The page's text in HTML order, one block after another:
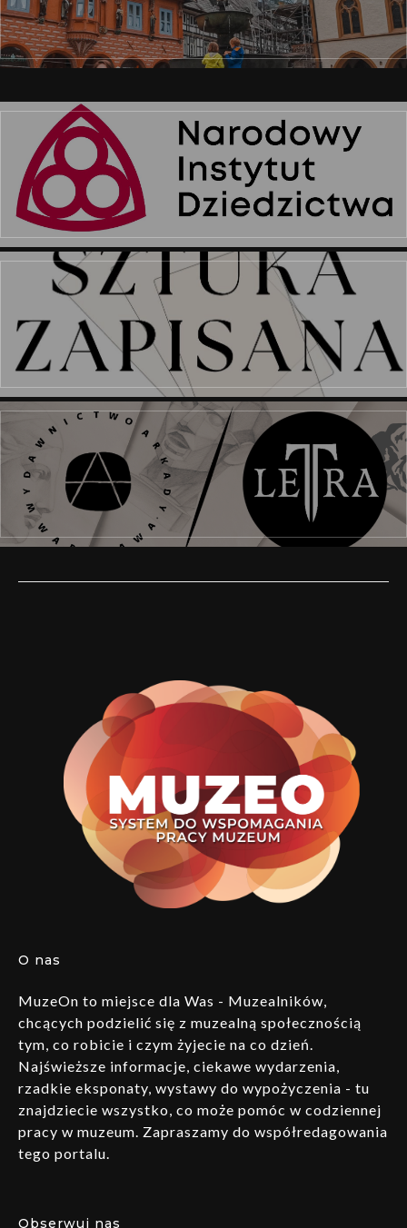
O nas
MuzeOn to miejsce dla Was - Muzealników,
chcących podzielić się z muzealną społecznością
tym, co robicie i czym żyjecie na co dzień.
Najświeższe informacje, ciekawe wydarzenia,
rzadkie eksponaty, wystawy do wypożyczenia - tu
znajdziecie wszystko, co może pomóc w codziennej
pracy w muzeum. Zapraszamy do współredagowania
tego portalu.
Obserwuj nas